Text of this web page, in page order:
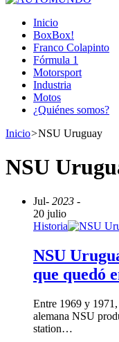
Inicio
BoxBox!
Franco Colapinto
Fórmula 1
Motorsport
Industria
Motos
¿Quiénes somos?
Inicio>NSU Uruguay
NSU
Jul- 2023 -
20 julio
Historia
NSU
que quedó
Entre 1969 y
alemana NSU
station…